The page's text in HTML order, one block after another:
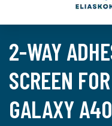
2-WAY
SCREEN
GALAXY A40